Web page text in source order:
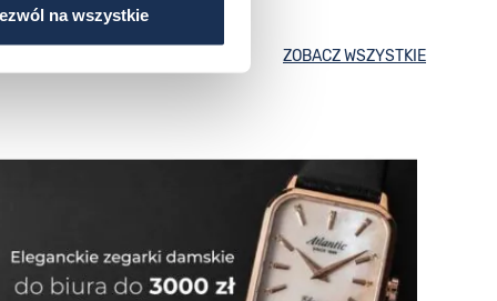
na wszystkie
ZOBACZ WSZYSTKIE